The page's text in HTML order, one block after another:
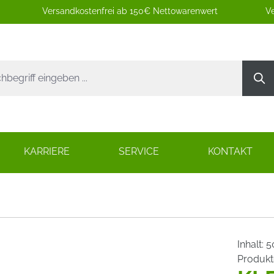
Versandkostenfrei ab 150€ Nettowarenwert
KARRIERE SERVICE KONTAKT
Inhalt: